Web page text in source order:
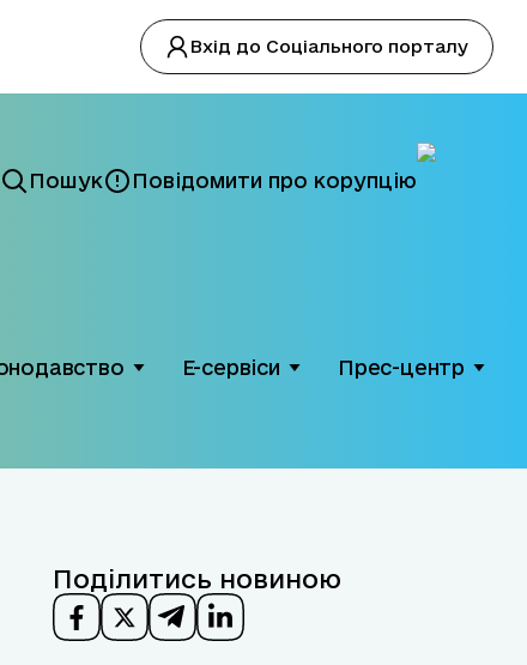
Вхід до Соціального порталу
Пошук Повідомити про корупцію
Е-сервіси Прес-центр
Поділитись новиною